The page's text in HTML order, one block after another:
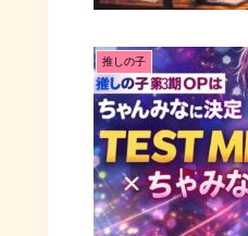
推しの子